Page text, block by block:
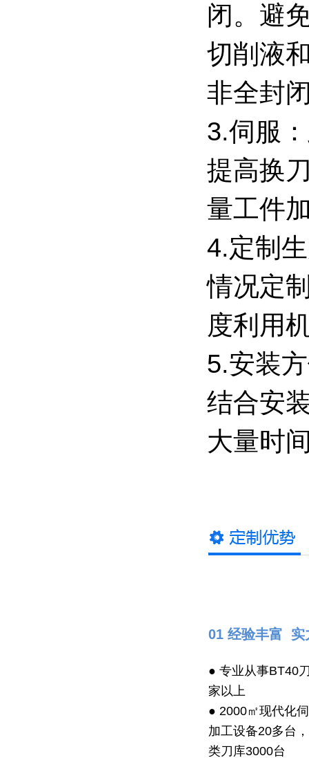
闭。避
切削液
非全封
3.伺服
提高换
量工件
4.定制
情况定
度利用
5.安装
结合安
大量时
01 经验丰富
● 专业从事BT40
家以上
● 2000㎡现代化
加工设备20多台
类刀库3000台